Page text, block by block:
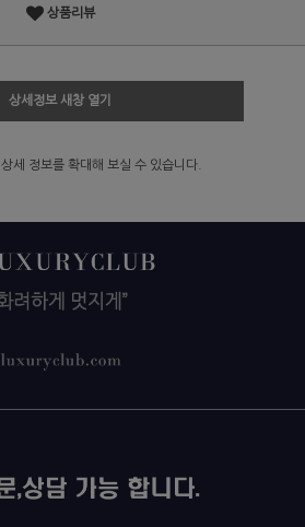
상품리뷰
상세정보 새창 열기
상세 정보를 확대해 보실 수 있습니다.